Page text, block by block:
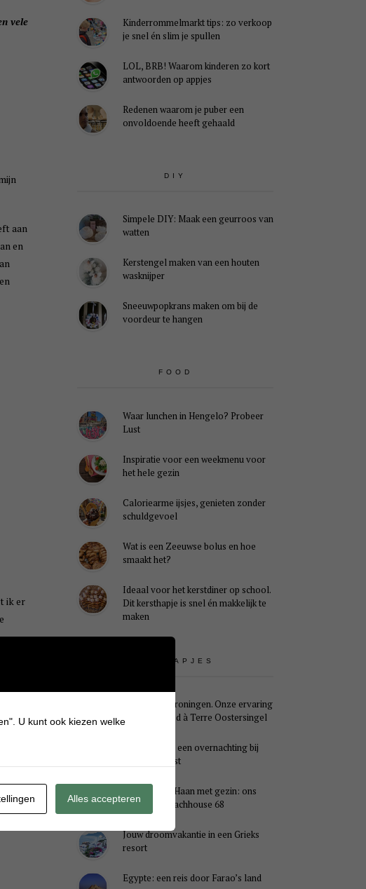
vele
aan
en
ik er
Kinderrommelmarkt tips: zo verkoop
je snel én slim je spullen
LOL, BRB! Waarom kinderen zo kort
antwoorden op appjes
Redenen waarom je puber een
onvoldoende heeft gehaald
DIY
Simpele DIY: Maak een geurroos van
watten
Kerstengel maken van een houten
wasknijper
Sneeuwpopkrans maken om bij de
voordeur te hangen
FOOD
Waar lunchen in Hengelo? Probeer
Lust
Inspiratie voor een weekmenu voor
het hele gezin
Caloriearme ijsjes, genieten zonder
schuldgevoel
Wat is een Zeeuwse bolus en hoe
smaakt het?
Ideaal voor het kerstdiner op school.
Dit kersthapje is snel én makkelijk te
maken
UITSTAPJES
Weekendje Groningen. Onze ervaring
met B&B Pied à Terre Oostersingel
Genieten van een overnachting bij
B&B Landlust
Midweek De Haan met gezin: ons
verblijf in Beachhouse 68
Jouw droomvakantie in een Grieks
resort
Egypte: een reis door Farao’s land
U kunt ook kiezen welke
Alles accepteren